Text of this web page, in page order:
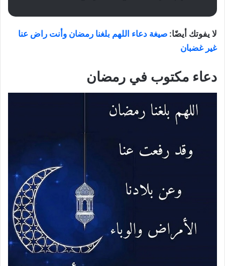
لا يفوتك أيضًا: صيغة دعاء اللهم بلغنا رمضان وأنت راض عنا
غير غضبان
دعاء مكتوب في رمضان